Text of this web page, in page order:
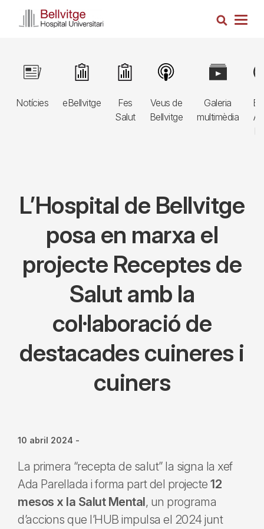
Cerca
Navegació
principal
3r
Notícies
Image
eBellvitge
Image
Fes
Salut
Image
Veus de
Bellvitge
Image
Galeria
multimèdia
Image
L’Hospital de Bellvitge
posa en marxa el
projecte Receptes de
Salut amb la
col·laboració de
destacades cuineres i
cuiners
10 abril 2024 -
La primera “recepta de salut” la signa la xef
Ada Parellada i forma part del projecte 12
mesos x la Salut Mental, un programa
d’accions que l’HUB impulsa el 2024 junt